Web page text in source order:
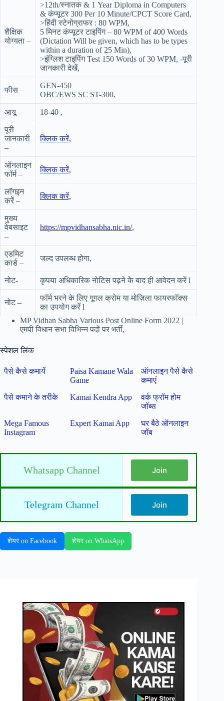
शैक्षिक
योग्यता –
>12th/स्नातक & 1 Year Diploma in Computers
& कंप्यूटर 300 Per 10 Minute/CPCT Score Card,
>हिंदी स्टेनोग्राफर : 80 WPM,
5 मिनट कंप्यूटर टाइपिंग – 80 WPM of 400 Words
(Dictation Will be given, which has to be types
within a duration of 25 Min),
>इंग्लिश टाइपिंग Test 150 Words of 30 WPM, -पूरी
जानकारी देखें,
फीस –
GEN-450
OBC/EWS SC ST-300,
आयू – 18-40 ,
पूरी
जानकारी
–
क्लिक करें,
ऑनलाइन
फॉर्म –
क्लिक करें,
लॉगइन
करें –
क्लिक करें,
मुख्य
वेबसाइट
–
https://mpvidhansabha.nic.in/,
एडमिट
कार्ड –
जल्द उपलब्ध होगा,
नोट- कृपया अधिकारिक नोटिस पढ़ने के बाद ही आवेदन करें l
नोट –
फॉर्म भरने के लिए गूगल क्रोम या मोज़िला फायरफॉक्स
का उपयोग करें l
MP Vidhan Sabha Various Post Online Form 2022 |
एमपी विधान सभा विभिन्न पदों पर भर्ती,
स्पेशल लिंक
पैसे कैसे कमायें
Paisa Kamane Wala
Game
ऑनलाइन पैसे कैसे
कमाएं
पैसे कमाने के तरीके
Kamai Kendra App
वर्क फ्रॉम होम
जॉब्स
Mega Famous
Instagram
Expert Kamai App
घर बैठे ऑनलाइन
जॉब
Whatsapp Channel Join
Telegram Channel Join
शेयर on Facebook शेयर on WhatsApp